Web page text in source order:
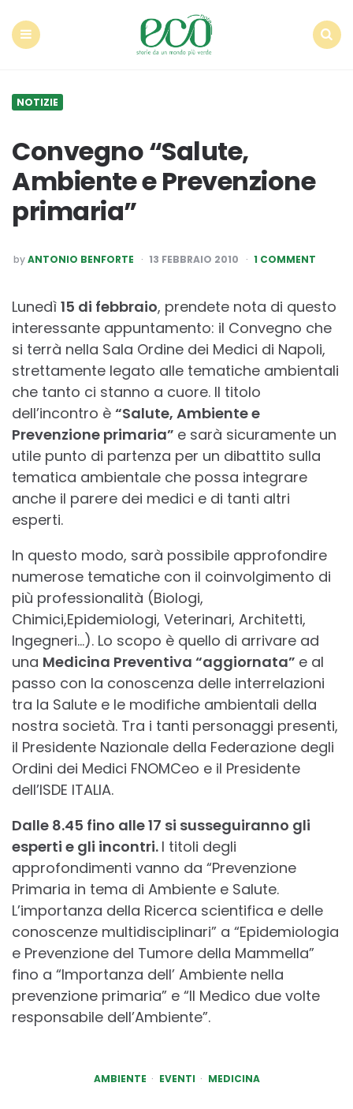
NOTIZIE
Convegno “Salute,
Ambiente e Prevenzione
primaria”
POSTED
BY
byANTONIO BENFORTE 13 FEBBRAIO 2010 1 COMMENT
Lunedì 15 di febbraio, prendete nota di questo
interessante appuntamento: il Convegno che
si terrà nella Sala Ordine dei Medici di Napoli,
strettamente legato alle tematiche ambientali
che tanto ci stanno a cuore. Il titolo
dell’incontro è “Salute, Ambiente e
Prevenzione primaria” e sarà sicuramente un
utile punto di partenza per un dibattito sulla
tematica ambientale che possa integrare
anche il parere dei medici e di tanti altri
esperti.
In questo modo, sarà possibile approfondire
numerose tematiche con il coinvolgimento di
più professionalità (Biologi,
Chimici,Epidemiologi, Veterinari, Architetti,
Ingegneri…). Lo scopo è quello di arrivare ad
una Medicina Preventiva “aggiornata” e al
passo con la conoscenza delle interrelazioni
tra la Salute e le modifiche ambientali della
nostra società. Tra i tanti personaggi presenti,
il Presidente Nazionale della Federazione degli
Ordini dei Medici FNOMCeo e il Presidente
dell’ISDE ITALIA.
Dalle 8.45 fino alle 17 si susseguiranno gli
esperti e gli incontri. I titoli degli
approfondimenti vanno da “Prevenzione
Primaria in tema di Ambiente e Salute.
L’importanza della Ricerca scientifica e delle
conoscenze multidisciplinari” a “Epidemiologia
e Prevenzione del Tumore della Mammella”
fino a “Importanza dell’ Ambiente nella
prevenzione primaria” e “Il Medico due volte
responsabile dell’Ambiente”.
AMBIENTE EVENTI MEDICINA